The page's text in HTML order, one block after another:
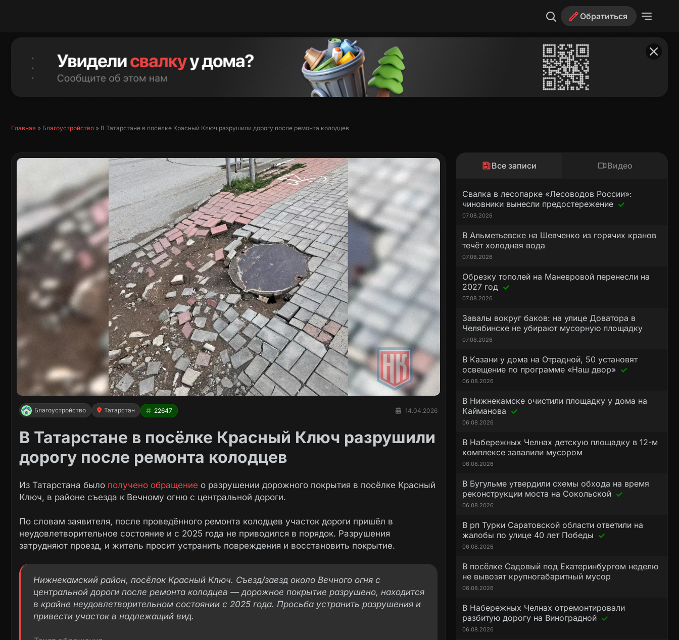
Обратиться
Главная » Благоустройство » В Татарстане в посёлке Красный Ключ разрушили дорогу после ремонта колодцев
Благоустройство Татарстан 22647 14.04.2026
В Татарстане в посёлке Красный Ключ разрушили
дорогу после ремонта колодцев
Из Татарстана было получено обращение о разрушении дорожного покрытия в посёлке Красный
Ключ, в районе съезда к Вечному огню с центральной дороги.
По словам заявителя, после проведённого ремонта колодцев участок дороги пришёл в
неудовлетворительное состояние и с 2025 года не приводился в порядок. Разрушения
затрудняют проезд, и житель просит устранить повреждения и восстановить покрытие.
Нижнекамский район, посёлок Красный Ключ. Съезд/заезд около Вечного огня с
центральной дороги после ремонта колодцев — дорожное покрытие разрушено, находится
в крайне неудовлетворительном состоянии с 2025 года. Просьба устранить разрушения и
привести участок в надлежащий вид.
Все записи Видео
Свалка в лесопарке «Лесоводов России»:
чиновники вынесли предостережение
07.08.2026
В Альметьевске на Шевченко из горячих кранов
течёт холодная вода
07.08.2026
Обрезку тополей на Маневровой перенесли на
2027 год
07.08.2026
Завалы вокруг баков: на улице Доватора в
Челябинске не убирают мусорную площадку
07.08.2026
В Казани у дома на Отрадной, 50 установят
освещение по программе «Наш двор»
06.08.2026
В Нижнекамске очистили площадку у дома на
Кайманова
06.08.2026
В Набережных Челнах детскую площадку в 12-м
комплексе завалили мусором
06.08.2026
В Бугульме утвердили схемы обхода на время
реконструкции моста на Сокольской
06.08.2026
В рп Турки Саратовской области ответили на
жалобы по улице 40 лет Победы
06.08.2026
В посёлке Садовый под Екатеринбургом неделю
не вывозят крупногабаритный мусор
06.08.2026
В Набережных Челнах отремонтировали
разбитую дорогу на Виноградной
06.08.2026